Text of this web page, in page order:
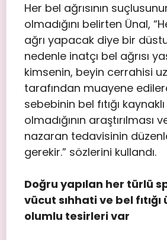
Her bel ağrısının
olmadığını belirten Ünal,
ağrı yapacak diye bir
nedenle inatçı bel ağrısı
kimsenin, beyin cerrahisi
tarafından muayene
sebebinin bel fıtığı
olmadığının araştırılması
nazaran tedavisinin
gerekir.” sözlerini kullandı.
Doğru yapılan her türlü
vücut sıhhati ve bel
olumlu tesirleri var